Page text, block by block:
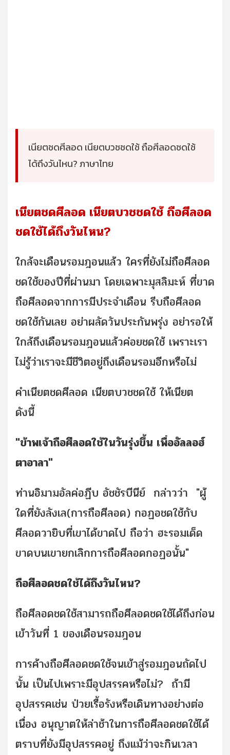
เนียตชดศีลอด เนียตบวชชดใช้ ถือศีลอดชดใช้
ได้ถึงวันไหน? ภาษาไทย
เนียตชดศีลอด เนียตบวชชดใช้ ถือศีลอด
ชดใช้ได้ถึงวันไหน?
ใกล้จะเดือนรอมฎอนแล้ว ใครที่ยังไม่ถือศีลอด
ชดใช้ของปีที่ผ่านมา โดยเฉพาะมุสลิมะห์ ที่ขาด
ถือศีลอดจากการมีประจำเดือน รีบถือศีลอด
ชดใช้กันเลย อย่าผลัดวันประกันพรุ่ง อย่ารอให้
ใกล้ถึงเดือนรอมฎอนแล้วค่อยชดใช้ เพราะเรา
ไม่รู้ว่าเราจะมีชีวิตอยู่ถึงเดือนรอมอีกหรือไม่
คำเนียตชดศีลอด เนียตบวชชดใช้ ให้เนียต
ดังนี้
"ข้าพเจ้าถือศีลอดใช้ในวันรุ่งขึ้น เพื่ออัลลอฮ์
ตาอาลา"
ท่านอิมามอัลค่อฏีบ อัชชัรบีนีย์ กล่าวว่า "ผู้
ใดที่ยังลังเล(การถือศีลอด) กอฏอชดใช้กับ
ศีลอดวายิบที่เขาได้ขาดไป ถือว่า ฮะรอมเด็ด
ขาดบนเขายกเลิกการถือศีลอดกอฏอนั้น"
ถือศีลอดชดใช้ได้ถึงวันไหน?
ถือศีลอดชดใช้สามารถถือศีลอดชดใช้ได้ถึงก่อน
เข้าวันที่ 1 ของเดือนรอมฎอน
การค้างถือศีลอดชดใช้จนเข้าสู่รอมฎอนถัดไป
นั้น เป็นไปเพราะมีอุปสรรคหรือไม่? ถ้ามี
อุปสรรคเช่น ป่วยเรื้อรังหรือเดินทางอย่างต่อ
เนื่อง อนุญาตให้ล่าช้าในการถือศีลอดชดใช้ได้
ตราบที่ยังมีอุปสรรคอยู่ ถึงแม้ว่าจะกินเวลา